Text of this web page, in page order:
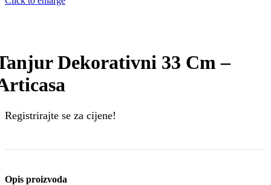
Dekorativni 33 Cm –
Registrirajte se za cijene!
Opis proizvoda